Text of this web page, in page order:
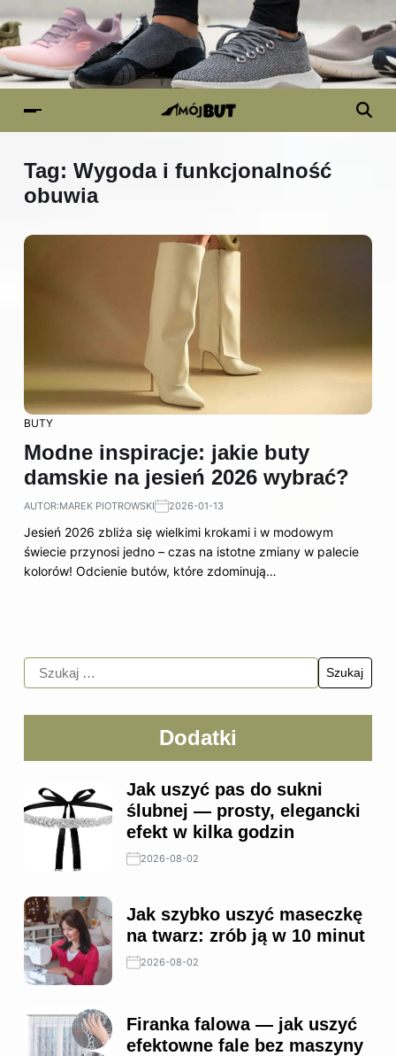
Tag: Wygoda i funkcjonalność
obuwia
BUTY
Modne inspiracje: jakie buty
damskie na jesień 2026 wybrać?
AUTOR:MAREK PIOTROWSKI 2026-01-13
Jesień 2026 zbliża się wielkimi krokami i w modowym
świecie przynosi jedno – czas na istotne zmiany w palecie
kolorów! Odcienie butów, które zdominują…
Dodatki
Jak uszyć pas do sukni
ślubnej — prosty, elegancki
efekt w kilka godzin
2026-08-02
Jak szybko uszyć maseczkę
na twarz: zrób ją w 10 minut
2026-08-02
Firanka falowa — jak uszyć
efektowne fale bez maszyny